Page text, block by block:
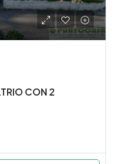
CON 2